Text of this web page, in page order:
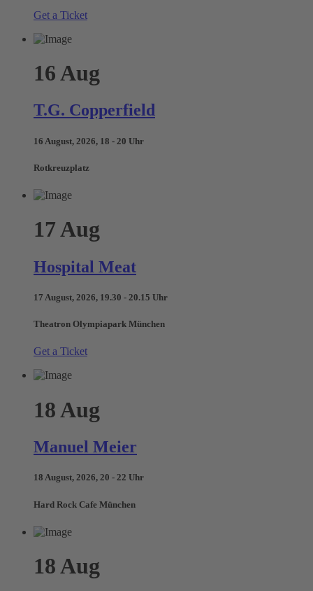
Get a Ticket
16 Aug
T.G. Copperfield
16 August, 2026, 18 - 20 Uhr
Rotkreuzplatz
17Aug
Hospital Meat
17 August, 2026, 19.30 - 20.15 Uhr
Theatron Olympiapark München
Get a Ticket
18 Aug
Manuel Meier
18 August, 2026, 20 - 22 Uhr
Hard Rock Cafe München
18 Aug